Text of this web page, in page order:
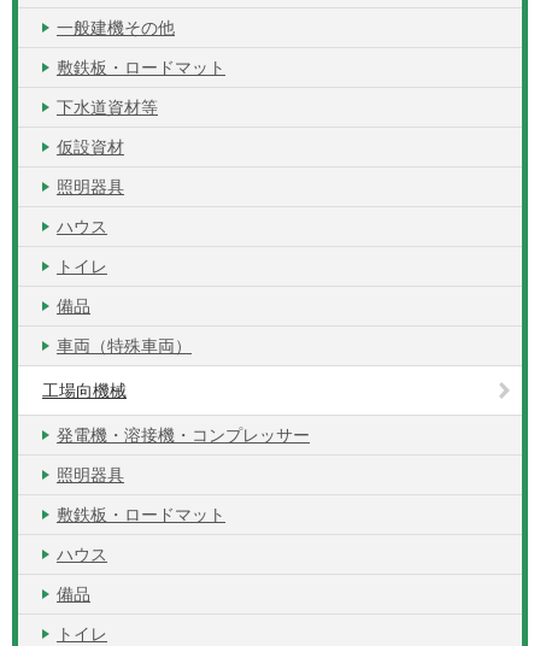
一般建機その他
敷鉄板・ロードマット
下水道資材等
仮設資材
照明器具
ハウス
トイレ
備品
車両（特殊車両）
工場向機械
発電機・溶接機・コンプレッサー
照明器具
敷鉄板・ロードマット
ハウス
備品
トイレ